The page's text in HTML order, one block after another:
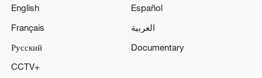
English
Español
Français
العربية
Русский
Documentary
CCTV+